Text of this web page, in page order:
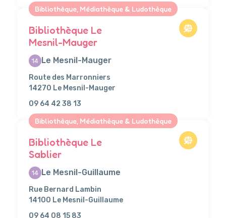
Bibliothèque, Médiathèque & Ludothèque
Bibliothèque Le
Mesnil-Mauger
14 Le Mesnil-Mauger
Route des Marronniers
14270 Le Mesnil-Mauger
09 64 42 38 13
Bibliothèque, Médiathèque & Ludothèque
Bibliothèque Le
Sablier
14 Le Mesnil-Guillaume
Rue Bernard Lambin
14100 Le Mesnil-Guillaume
09 64 08 15 83